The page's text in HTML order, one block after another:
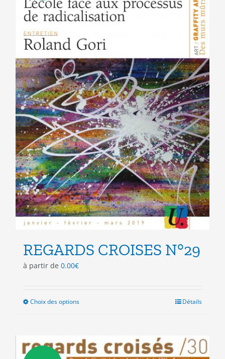
REGARDS CROISES N°29
à partir de 0.00€
Choix des optionsCe
variations.
Détails